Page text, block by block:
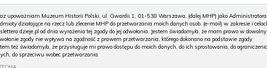
upoważniam Muzeum Historii Polski, ul. Gwardii 1, 01-538 Warszawa, (dalej MHP) jako Administratora
działające na rzecz lub zlecenie MHP do przetwarzania moich danych osob. (e-mail) w zakresie i
dzieje.pl od dnia wyrażenia tej zgody do jej odwołania. Jestem świadomy/a, że mam prawo w
zgody nie wpływa na zgodność z prawem przetwarzania, którego dokonano na podstawie zgody
też świadomy/a, że przysługuje mi prawo dostępu do moich danych, do ich sprostowania, do ograniczenia
do sprzeciwu wobec przetwarzania.